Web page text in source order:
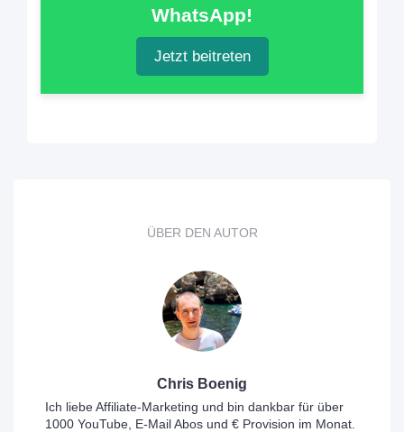
WhatsApp!
Jetzt beitreten
ÜBER DEN AUTOR
Chris Boenig
Ich liebe Affiliate-Marketing und bin dankbar für über
1000 YouTube, E-Mail Abos und € Provision im Monat.